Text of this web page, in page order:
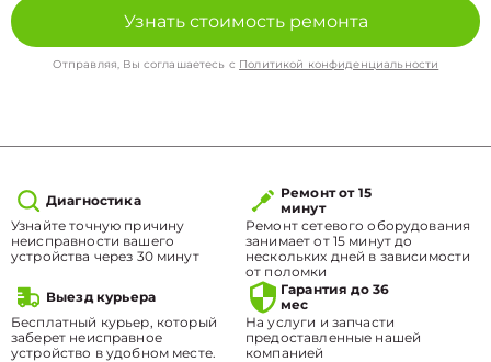
Узнать стоимость ремонта
Отправляя, Вы соглашаетесь с Политикой конфиденциальности
Диагностика
Узнайте точную причину
неисправности вашего
устройства через 30 минут
Ремонт от 15
минут
Ремонт сетевого оборудования
занимает от 15 минут до
нескольких дней в зависимости
от поломки
Выезд курьера
Бесплатный курьер, который
заберет неисправное
устройство в удобном месте.
Гарантия до 36
мес
На услуги и запчасти
предоставленные нашей
компанией